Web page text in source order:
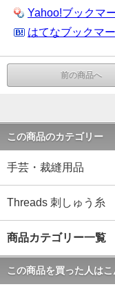
Yahoo!ブックマ
はてなブックマ
前の商品へ
この商品のカテゴリー
手芸・裁縫用品
Threads 刺しゅう糸
商品カテゴリー一覧
この商品を買った人は